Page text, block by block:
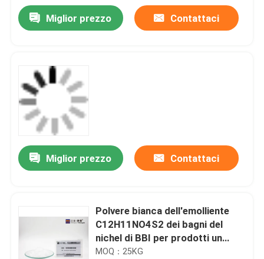
Miglior prezzo Contattaci
Miglior prezzo Contattaci
Polvere bianca dell'emolliente
C12H11NO4S2 dei bagni del
nichel di BBI per prodotti un
deposito bianco luminoso
MOQ：25KG